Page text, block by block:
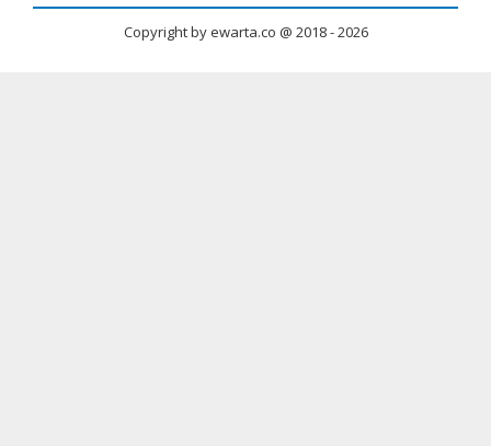
Copyright by ewarta.co @ 2018 -2026